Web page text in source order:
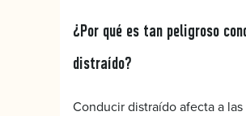
¿Por qué es tan peligroso
distraído?
Conducir distraído afecta a las